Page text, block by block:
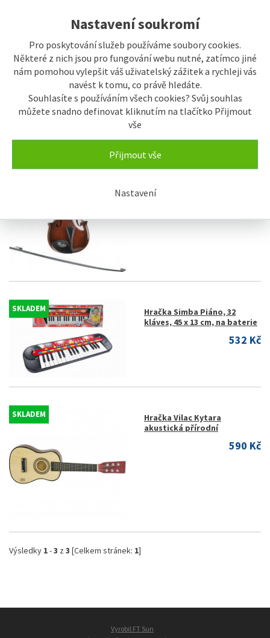
Nastavení soukromí
Pro poskytování služeb používáme soubory cookies.
Některé z nich jsou pro fungování webu nutné, zatímco jiné
nám pomohou vylepšit váš uživatelský zážitek a rychleji vás
navést k tomu, co právě hledáte.
Souhlasíte s používáním všech cookies? Svůj souhlas
můžete snadno definovat kliknutím na tlačítko Přijmout
vše
Přijmout vše
Nastavení
Buňkově s obrázky
Řádkově s obrázky
SKLADEM
housle Violin
474 Kč
SKLADEM
Hračka Simba Piáno, 32
kláves, 45 x 13 cm, na baterie
532 Kč
SKLADEM
Hračka Vilac Kytara
akustická přírodní
590 Kč
Výsledky 1-3 z 3 [Celkem stránek: 1]
Vyrobil FT Sun